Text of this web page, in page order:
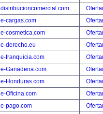
distribucioncomercial.com
e-cargas.com
e-cosmetica.com
e-derecho.eu
e-franquicia.com
e-Ganaderia.com
e-Honduras.com
e-Oficina.com
e-pago.com